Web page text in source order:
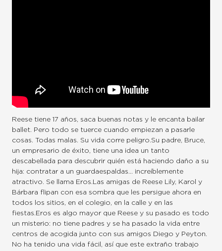
Reese tiene 17 años, saca buenas notas y le encanta bailar
ballet. Pero todo se tuerce cuando empiezan a pasarle
cosas. Todas malas. Su vida corre peligro.Su padre, Bruce,
un empresario de éxito, tiene una idea un tanto
descabellada para descubrir quién está haciendo daño a su
hija: contratar a un guardaespaldas… increíblemente
atractivo. Se llama Eros.Las amigas de Reese Lily, Karol y
Bárbara flipan con esa sombra que les persigue ahora en
todos los sitios, en el colegio, en la calle y en las
fiestas.Eros es algo mayor que Reese y su pasado es todo
un misterio: no tiene padres y se ha pasado la vida entre
centros de acogida junto con sus amigos Diego y Peyton.
No ha tenido una vida fácil, así que este extraño trabajo